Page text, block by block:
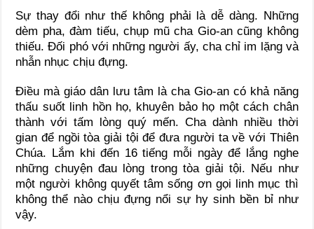
Sự thay đổi như thế không phải là dễ dàng. Những
dèm pha, đàm tiếu, chụp mũ cha Gio-an cũng không
thiếu. Ðối phó với những người ấy, cha chỉ im lặng và
nhẫn nhục chịu đựng.
Điều mà giáo dân lưu tâm là cha Gio-an có khả năng
thấu suốt linh hồn họ, khuyên bảo họ một cách chân
thành với tấm lòng quý mến. Cha dành nhiều thời
gian để ngồi tòa giải tội để đưa người ta về với Thiên
Chúa. Lắm khi đến 16 tiếng mỗi ngày để lắng nghe
những chuyện đau lòng trong tòa giải tội. Nếu như
một người không quyết tâm sống ơn gọi linh mục thì
không thể nào chịu đựng nổi sự hy sinh bền bỉ như
vậy.